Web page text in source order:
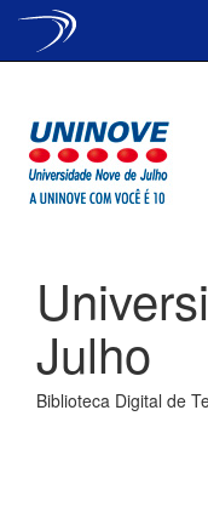
Julho
Biblioteca Digital de